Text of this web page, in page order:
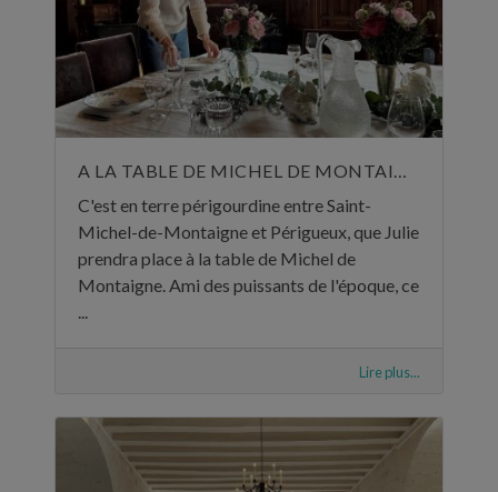
A LA TABLE DE MICHEL DE MONTAIGNE
C'est en terre périgourdine entre Saint-
Michel-de-Montaigne et Périgueux, que Julie
prendra place à la table de Michel de
Montaigne. Ami des puissants de l'époque, ce
...
Lire plus...